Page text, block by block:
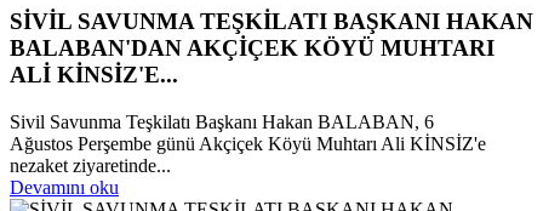
SİVİL SAVUNMA TEŞKİLATI BAŞKANI HAKAN
BALABAN'DAN AKÇİÇEK KÖYÜ MUHTARI
ALİ KİNSİZ'E...
Sivil Savunma Teşkilatı Başkanı Hakan BALABAN, 6
Ağustos Perşembe günü Akçiçek Köyü Muhtarı Ali KİNSİZ'e
nezaket ziyaretinde...
Devamını oku